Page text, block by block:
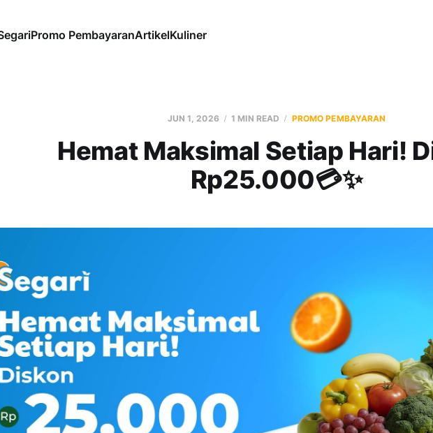
Promo PembayaranArtikelKuliner
JUN 1, 2026 1 MIN READ PROMO PEMBAYARAN
Hemat Maksimal Setiap Hari!
Rp25.000💳✨